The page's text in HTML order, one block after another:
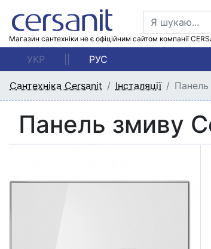
Магазин сантехніки не є офіційним сайтом компанії
УКР РУС
Сантехніка Cersanit Інсталяції Панель
Панель змиву